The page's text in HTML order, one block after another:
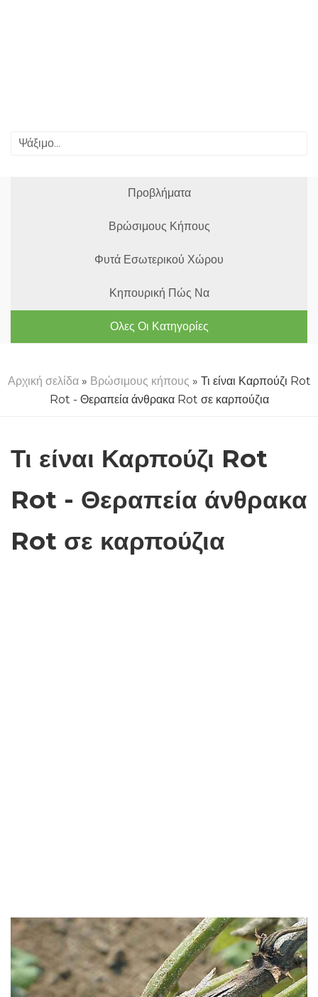
Προβλήματα
Βρώσιμους Κήπους
Φυτά Εσωτερικού Χώρου
Κηπουρική Πώς Να
Ολες Οι Κατηγορίες
Αρχική σελίδα» Βρώσιμους κήπους » Τι είναι Καρπούζι Rot
Rot - Θεραπεία άνθρακα Rot σε καρπούζια
Τι είναι Καρπούζι Rot
Rot - Θεραπεία άνθρακα
Rot σε καρπούζια